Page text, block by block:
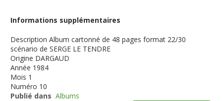
Informations supplémentaires
Description Album cartonné de 48 pages format 22/30
scénario de SERGE LE TENDRE
Origine DARGAUD
Année 1984
Mois 1
Numéro 10
Publié dans Albums